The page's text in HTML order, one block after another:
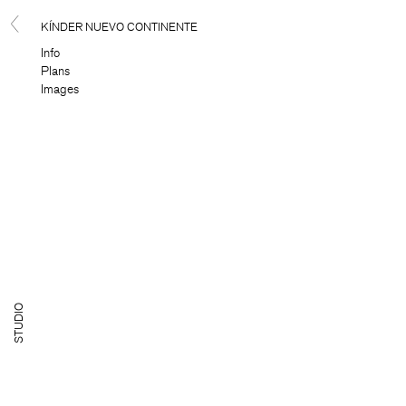
S
TUDIO
KÍNDER NUEVO CONTINENTE
Info
Plans
Images